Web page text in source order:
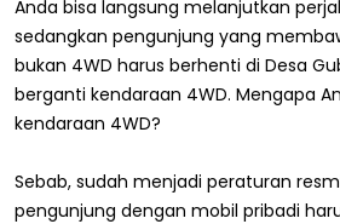
Anda bisa langsung melanjutkan
sedangkan pengunjung yang
bukan 4WD harus berhenti di Desa
berganti kendaraan 4WD. Mengapa
kendaraan 4WD?
Sebab, sudah menjadi peraturan
pengunjung dengan mobil pribadi